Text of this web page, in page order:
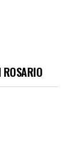
ROSARIO